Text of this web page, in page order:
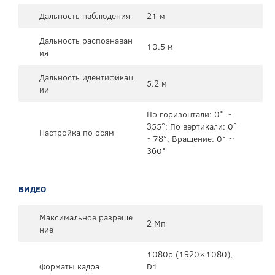
Дальность наблюдения
21 м
Дальность распознаван
ия
10.5 м
Дальность идентификац
ии
5.2 м
Настройка по осям
По горизонтали: 0° ~
355°; По вертикали: 0°
~78°; Вращение: 0° ~
360°
ВИДЕО
Максимальное разреше
ние
2 Мп
Форматы кадра
1080p (1920×1080),
D1